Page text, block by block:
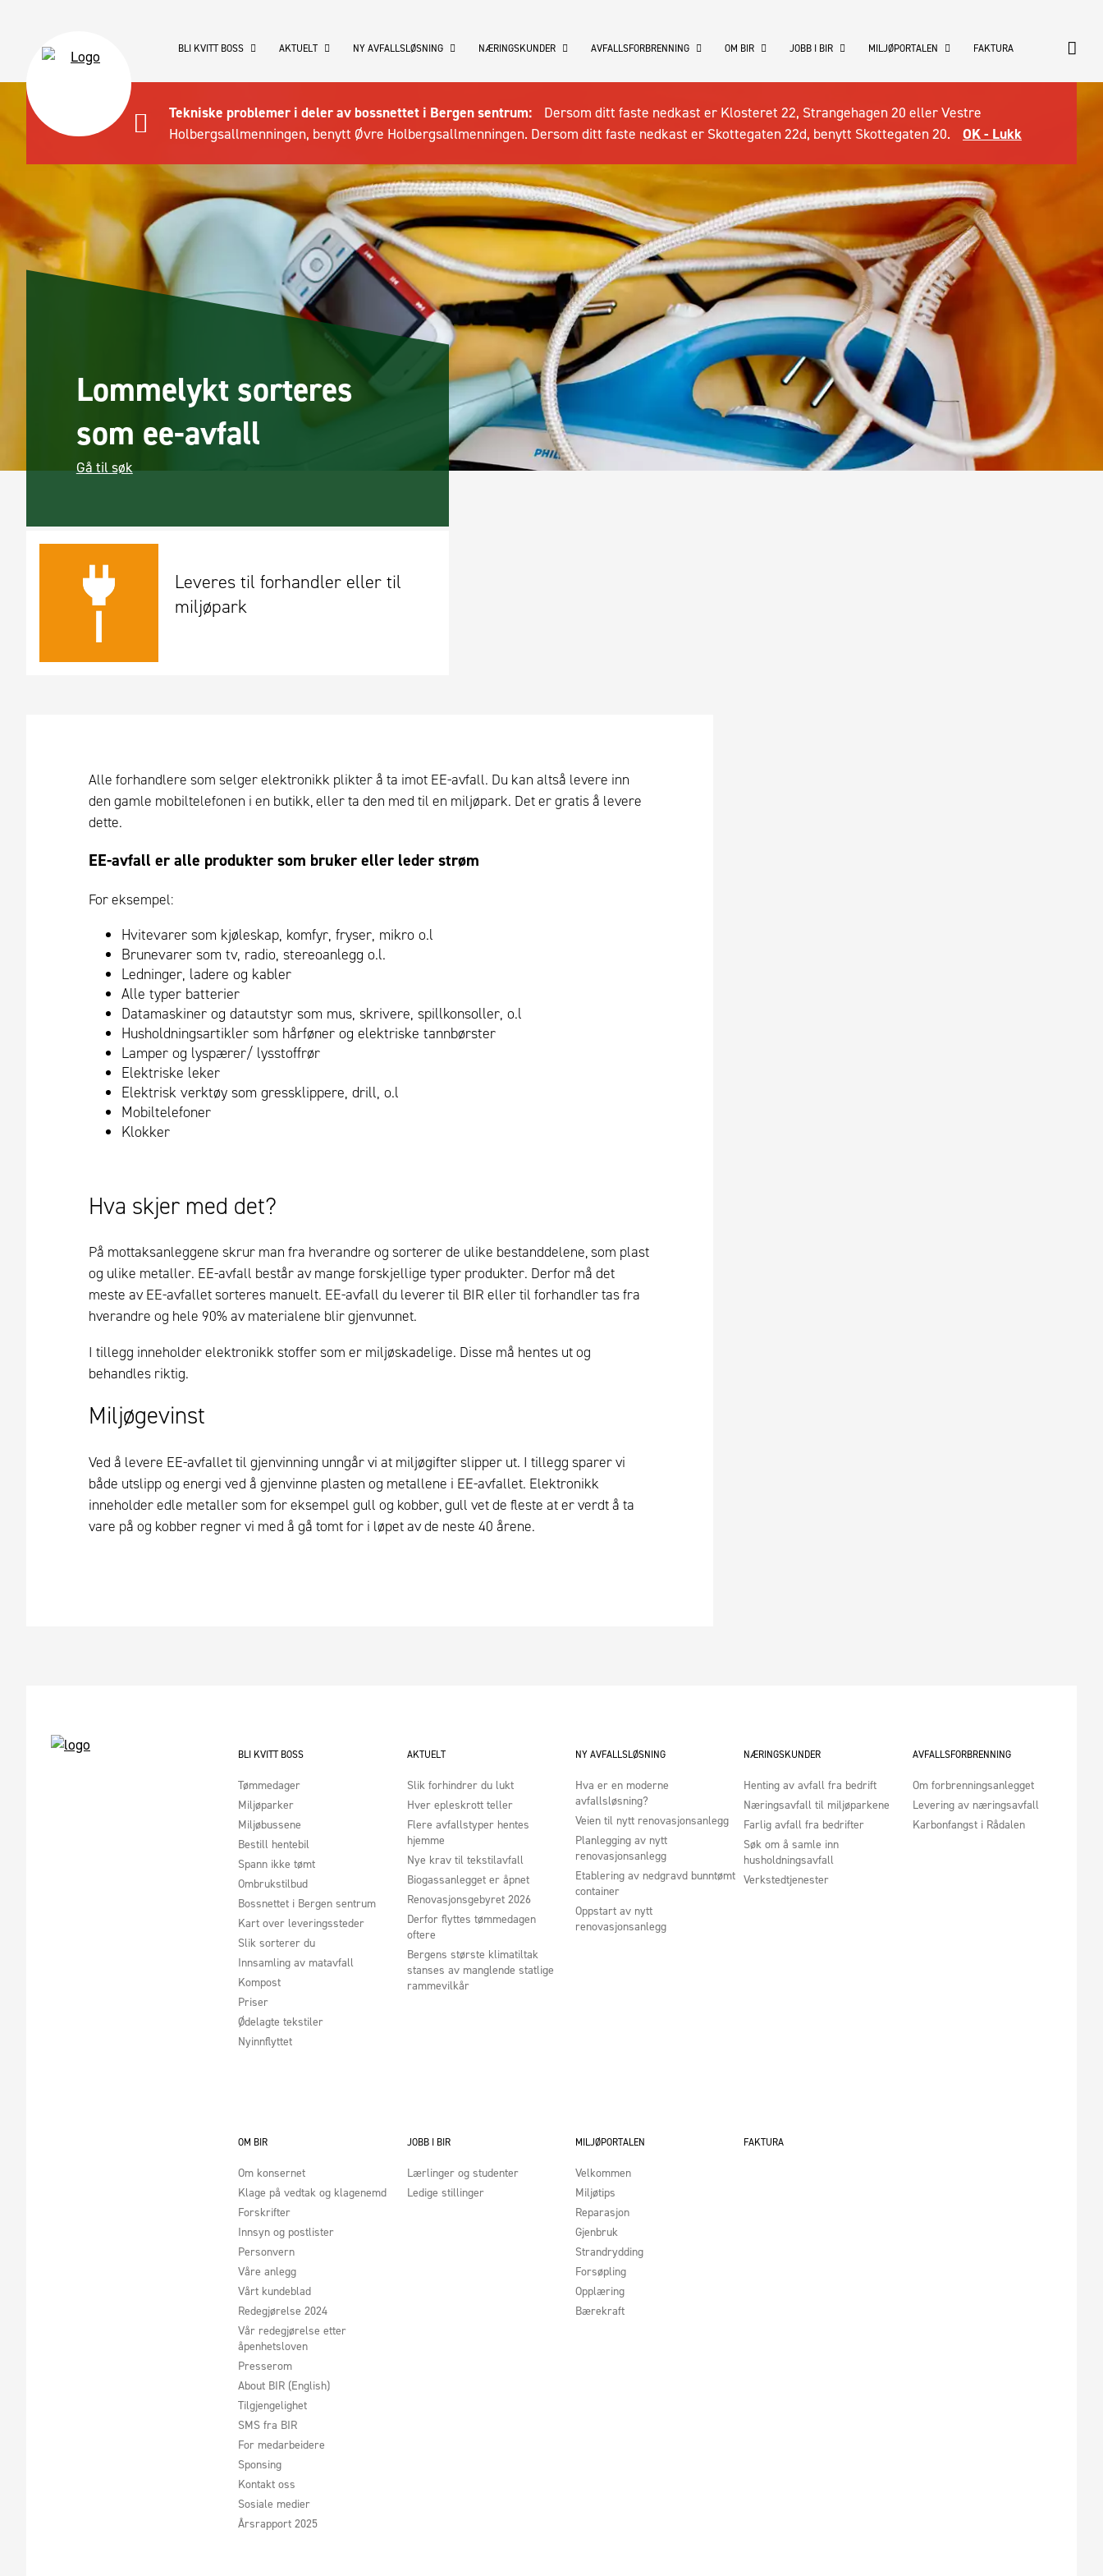
Tekniske problemer i deler av bossnettet i Bergen sentrum:
Dersom ditt faste nedkast er Klosteret 22, Strangehagen 20 eller Vestre
Holbergsallmenningen, benytt Øvre Holbergsallmenningen. Dersom ditt faste nedkast er Skottegaten 22d, benytt Skottegaten 20.
OK - Lukk
BLI KVITT BOSS AKTUELT NY AVFALLSLØSNING NÆRINGSKUNDER AVFALLSFORBRENNING OM BIR JOBB I BIR MILJØPORTALEN FAKTURA
Lommelykt sorteres
som ee-avfall
Gå til søk
Leveres til forhandler eller til
miljøpark
Alle forhandlere som selger elektronikk plikter å ta imot EE-avfall. Du kan altså levere inn
den gamle mobiltelefonen i en butikk, eller ta den med til en miljøpark. Det er gratis å levere
dette.
EE-avfall er alle produkter som bruker eller leder strøm
For eksempel:
Hvitevarer som kjøleskap, komfyr, fryser, mikro o.l
Brunevarer som tv, radio, stereoanlegg o.l.
Ledninger, ladere og kabler
Alle typer batterier
Datamaskiner og datautstyr som mus, skrivere, spillkonsoller, o.l
Husholdningsartikler som hårføner og elektriske tannbørster
Lamper og lyspærer/ lysstoffrør
Elektriske leker
Elektrisk verktøy som gressklippere, drill, o.l
Mobiltelefoner
Klokker
Hva skjer med det?
På mottaksanleggene skrur man fra hverandre og sorterer de ulike bestanddelene, som plast
og ulike metaller. EE-avfall består av mange forskjellige typer produkter. Derfor må det
meste av EE-avfallet sorteres manuelt. EE-avfall du leverer til BIR eller til forhandler tas fra
hverandre og hele 90% av materialene blir gjenvunnet.
I tillegg inneholder elektronikk stoffer som er miljøskadelige. Disse må hentes ut og
behandles riktig.
Miljøgevinst
Ved å levere EE-avfallet til gjenvinning unngår vi at miljøgifter slipper ut. I tillegg sparer vi
både utslipp og energi ved å gjenvinne plasten og metallene i EE-avfallet. Elektronikk
inneholder edle metaller som for eksempel gull og kobber, gull vet de fleste at er verdt å ta
vare på og kobber regner vi med å gå tomt for i løpet av de neste 40 årene.
BLI KVITT BOSS
Tømmedager
Miljøparker
Miljøbussene
Bestill hentebil
Spann ikke tømt
Ombrukstilbud
Bossnettet i Bergen sentrum
Kart over leveringssteder
Slik sorterer du
Innsamling av matavfall
Kompost
Priser
Ødelagte tekstiler
Nyinnflyttet
AKTUELT
Slik forhindrer du lukt
Hver epleskrott teller
Flere avfallstyper hentes
hjemme
Nye krav til tekstilavfall
Biogassanlegget er åpnet
Renovasjonsgebyret 2026
Derfor flyttes tømmedagen
oftere
Bergens største klimatiltak
stanses av manglende statlige
rammevilkår
NY AVFALLSLØSNING
Hva er en moderne
avfallsløsning?
Veien til nytt renovasjonsanlegg
Planlegging av nytt
renovasjonsanlegg
Etablering av nedgravd bunntømt
container
Oppstart av nytt
renovasjonsanlegg
NÆRINGSKUNDER
Henting av avfall fra bedrift
Næringsavfall til miljøparkene
Farlig avfall fra bedrifter
Søk om å samle inn
husholdningsavfall
Verkstedtjenester
AVFALLSFORBRENNING
Om forbrenningsanlegget
Levering av næringsavfall
Karbonfangst i Rådalen
OM BIR
Om konsernet
Klage på vedtak og klagenemd
Forskrifter
Innsyn og postlister
Personvern
Våre anlegg
Vårt kundeblad
Redegjørelse 2024
Vår redegjørelse etter
åpenhetsloven
Presserom
About BIR (English)
Tilgjengelighet
SMS fra BIR
For medarbeidere
Sponsing
Kontakt oss
Sosiale medier
Årsrapport 2025
JOBB I BIR
Lærlinger og studenter
Ledige stillinger
MILJØPORTALEN
Velkommen
Miljøtips
Reparasjon
Gjenbruk
Strandrydding
Forsøpling
Opplæring
Bærekraft
FAKTURA